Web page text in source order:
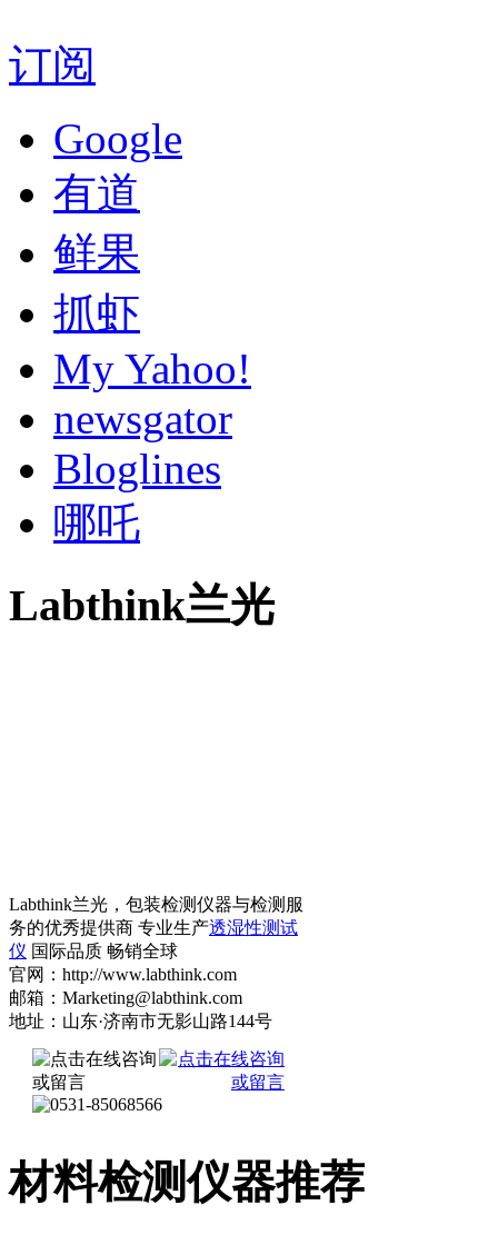
订阅
Google
有道
鲜果
抓虾
My Yahoo!
newsgator
Bloglines
哪吒
Labthink兰光
Labthink兰光，包装检测仪器与检测服
务的优秀提供商 专业生产透湿性测试
仪 国际品质 畅销全球
官网：http://www.labthink.com
邮箱：Marketing@labthink.com
地址：山东·济南市无影山路144号
材料检测仪器推荐